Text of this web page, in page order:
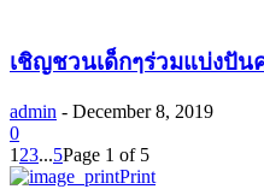
เชิญชวนเด็กๆร่วมแบ่งปัน
admin - December 8, 2019
0
1 23...5Page 1 of 5
Print